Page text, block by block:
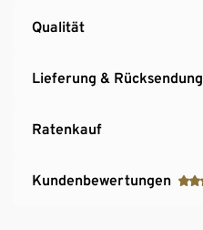
Qualität
Lieferung & Rücksendung
Ratenkauf
Kundenbewertungen